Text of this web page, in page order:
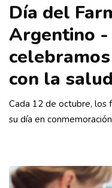
Día del
Argentino -
con la salud
Cada 12 de octubre, los
su día en